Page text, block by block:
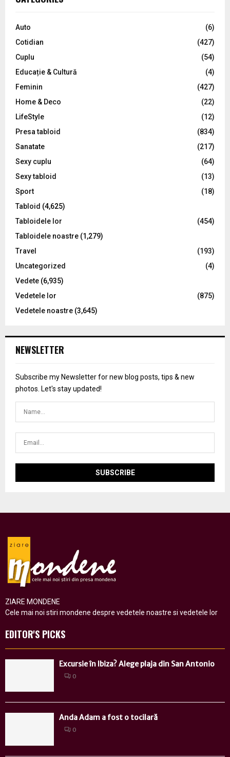
h
o
:
C
Auto
(6)
Cotidian
(427)
Cuplu
(54)
Educație & Cultură
(4)
Feminin
(427)
Home & Deco
(22)
LifeStyle
(12)
Presa tabloid
(834)
Sanatate
(217)
Sexy cuplu
(64)
Sexy tabloid
(13)
Sport
(18)
Tabloid (4,625)
Tabloidele lor
(454)
Tabloidele noastre (1,279)
Travel
(193)
Uncategorized
(4)
Vedete (6,935)
Vedetele lor
(875)
Vedetele noastre (3,645)
NEWSLETTER
Subscribe my Newsletter for new blog posts, tips & new
photos. Let's stay updated!
ZIARE MONDENE
Cele mai noi stiri mondene despre vedetele noastre si vedetele lor
EDITOR'S PICKS
Excursie în Ibiza? Alege plaja din San Antonio
0
Anda Adam a fost o tocilară
0